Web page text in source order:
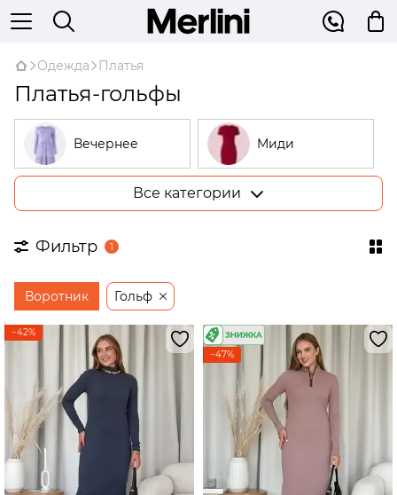
Одежда Платья
Платья-гольфы
Вечернее Миди
размеры
В рубчик
На запах
Бежевые
плечи
Платья-
трапеции
Все категории
Фильтр 1
Воротник Гольф
−42%
−47%